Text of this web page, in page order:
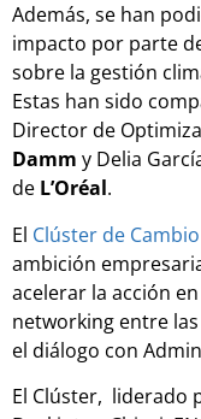
Además, se han
impacto por parte
sobre la gestión
Estas han sido
Director de
Damm y Delia
de L’Oréal.
El Clúster de
ambición
acelerar la acción
networking entre
el diálogo con
El Clúster, liderado